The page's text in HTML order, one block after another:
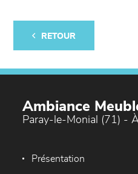
RETOUR
Ambiance
Paray-le-Monial (71) -
Présentation